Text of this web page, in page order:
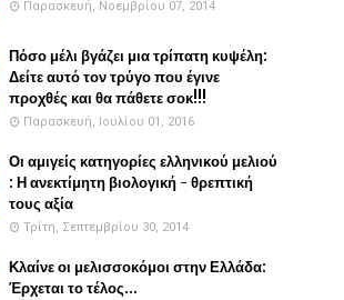
Παρασκευή, Νοεμβρίου 07, 2014
Πόσο μέλι βγάζει μια τρίπατη κυψέλη:
Δείτε αυτό τον τρύγο που έγινε
προχθές και θα πάθετε σοκ!!!
Παρασκευή, Ιουλίου 01, 2016
Οι αμιγείς κατηγορίες ελληνικού μελιού
: Η ανεκτίμητη βιολογική - θρεπτική
τους αξία
Τρίτη, Σεπτεμβρίου 30, 2014
Κλαίνε οι μελισσοκόμοι στην Ελλάδα:
Έρχεται το τέλος...